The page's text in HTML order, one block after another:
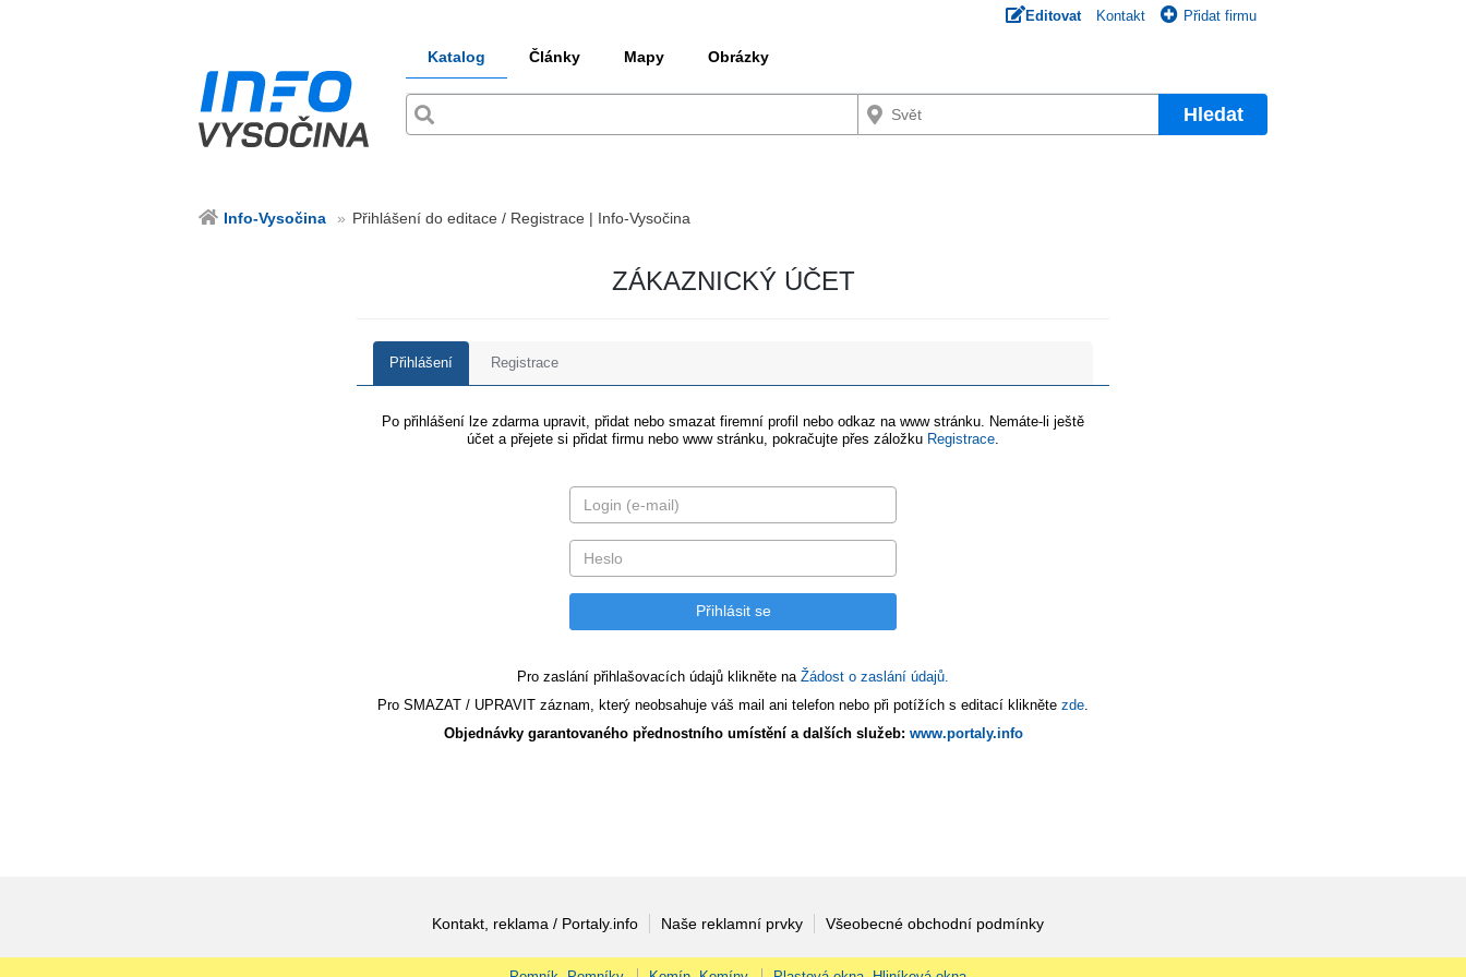
Editovat Kontakt Přidat firmu
Katalog Články Mapy Obrázky
Hledat
Info-Vysočina Přihlášení do editace / Registrace | Info-Vysočina
ZÁKAZNICKÝ ÚČET
Přihlášení Registrace
Po přihlášení lze zdarma upravit, přidat nebo smazat firemní profil nebo odkaz na www stránku. Nemáte-li ještě
účet a přejete si přidat firmu nebo www stránku, pokračujte přes záložku Registrace
Pro zaslání přihlašovacích údajů klikněte na Žádost o zaslání údajů.
Pro SMAZAT / UPRAVIT záznam, který neobsahuje váš mail ani telefon nebo při potížích s editací klikněte zde
Objednávky garantovaného přednostního umístění a dalších služeb: www.portaly.info
Kontakt, reklama / Portaly.info Naše reklamní prvky Všeobecné obchodní podmínky